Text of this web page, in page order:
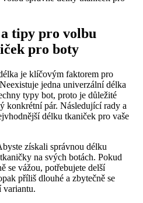
tipy pro volbu
pro boty
je klíčovým faktorem pro
jedna ⁤univerzální délka
typy bot, proto⁤ je důležité
konkrétní pár. Následující rady a
délku tkaniček pro vaše
získali správnou délku
na svých botách. Pokud
se vážou, potřebujete delší
příliš dlouhé a zbytečně se
variantu.